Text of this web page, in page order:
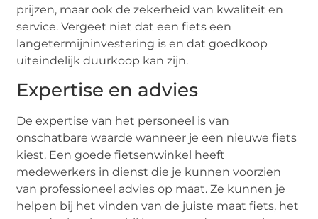
prijzen, maar ook de zekerheid van kwaliteit en
service. Vergeet niet dat een fiets een
langetermijninvestering is en dat goedkoop
uiteindelijk duurkoop kan zijn.
Expertise en advies
De expertise van het personeel is van
onschatbare waarde wanneer je een nieuwe fiets
kiest. Een goede fietsenwinkel heeft
medewerkers in dienst die je kunnen voorzien
van professioneel advies op maat. Ze kunnen je
helpen bij het vinden van de juiste maat fiets, het